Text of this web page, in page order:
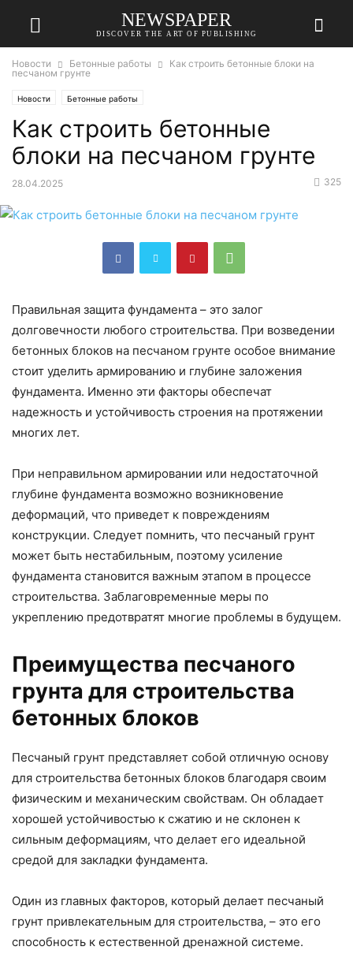
NEWSPAPER
DISCOVER THE ART OF PUBLISHING
Новости Бетонные работы
Как строить бетонные блоки на
песчаном грунте
Новости Бетонные работы
Как строить бетонные
блоки на песчаном грунте
28.04.2025 325
Правильная защита фундамента – это залог
долговечности любого строительства. При возведении
бетонных блоков на песчаном грунте особое внимание
стоит уделить армированию и глубине заложения
фундамента. Именно эти факторы обеспечат
надежность и устойчивость строения на протяжении
многих лет.
При неправильном армировании или недостаточной
глубине фундамента возможно возникновение
деформаций, что приведет к повреждениям
конструкции. Следует помнить, что песчаный грунт
может быть нестабильным, поэтому усиление
фундамента становится важным этапом в процессе
строительства. Заблаговременные меры по
укреплению предотвратят многие проблемы в будущем.
Преимущества песчаного
грунта для строительства
бетонных блоков
Песчаный грунт представляет собой отличную основу
для строительства бетонных блоков благодаря своим
физическим и механическим свойствам. Он обладает
хорошей устойчивостью к сжатию и не склонен к
сильным деформациям, что делает его идеальной
средой для закладки фундамента.
Один из главных факторов, который делает песчаный
грунт привлекательным для строительства, – это его
способность к естественной дренажной системе.